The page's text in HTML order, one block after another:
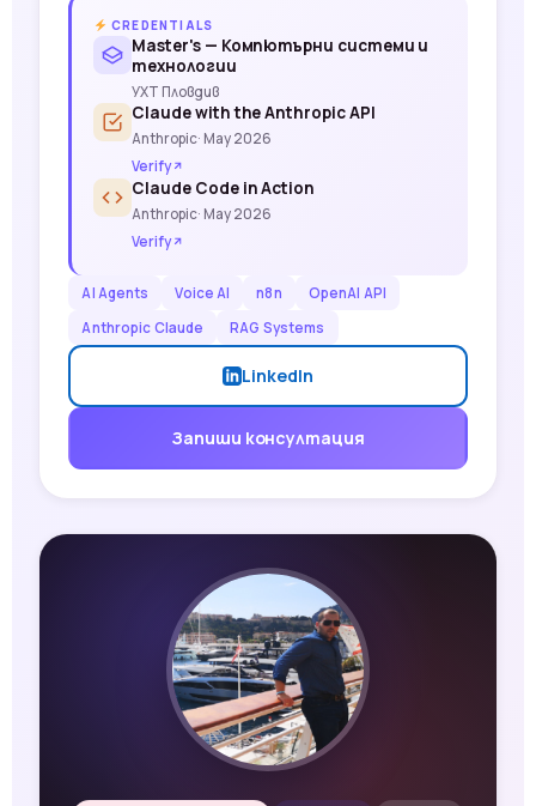
CREDENTIALS
Master's — Компютърни системи и
технологии
УХТ Пловдив
Claude with the Anthropic API
Anthropic· May 2026
Verify
Claude Code in Action
Anthropic· May 2026
Verify
AI Agents Voice AI n8n
OpenAI API
Anthropic Claude
RAG Systems
LinkedIn
Запиши консултация